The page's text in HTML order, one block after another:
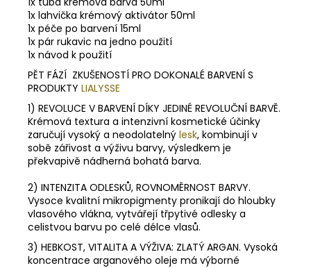
1x lahvička krémový aktivátor 50ml
1x péče po barvení 15ml
1x pár rukavic na jedno použití
1x návod k použití
PĚT FÁZÍ ZKUŠENOSTÍ PRO DOKONALÉ BARVENÍ S
PRODUKTY LIALYSSE
1) REVOLUCE V BARVENÍ DÍKY JEDINÉ REVOLUČNÍ BARVĚ.
Krémová textura a intenzivní kosmetické účinky
zaručují vysoký a neodolatelný lesk, kombinují v
sobě zářivost a výživu barvy, výsledkem je
překvapivě nádherná bohatá barva.
2) INTENZITA ODLESKŮ, ROVNOMĚRNOST BARVY.
Vysoce kvalitní mikropigmenty pronikají do hloubky
vlasového vlákna, vytvářejí třpytivé odlesky a
celistvou barvu po celé délce vlasů.
3) HEBKOST, VITALITA A VÝŽIVA: ZLATÝ ARGAN. Vysoká
koncentrace arganového oleje má výborné